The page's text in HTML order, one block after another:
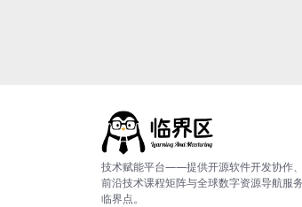
技术赋能平台——提供开源软件开发协作、
前沿技术课程矩阵与全球数字资源导航服
临界点。